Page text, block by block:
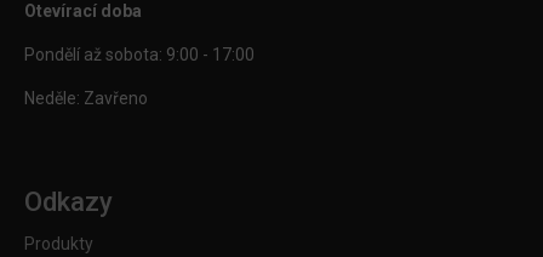
Otevírací doba
Pondělí až sobota: 9:00 - 17:00
Neděle: Zavřeno
Odkazy
Produkty